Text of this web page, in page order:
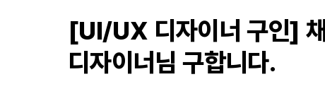
[UI/UX 디자이너 구인]
디자이너님 구합니다.